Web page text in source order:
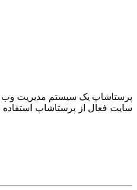
سایت فعال از پرستاشاپ استفاده